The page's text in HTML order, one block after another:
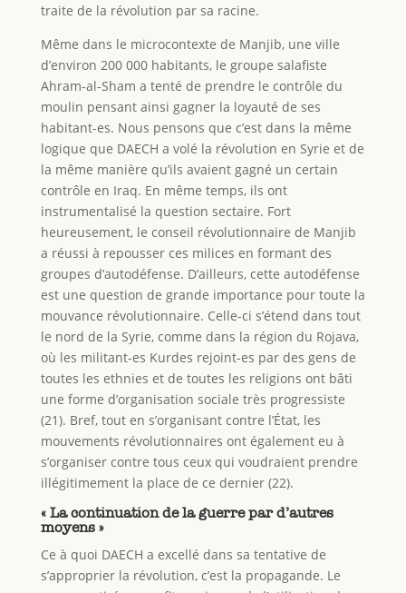
traite de la révolution par sa racine.
Même dans le microcontexte de Manjib, une ville
d’environ 200 000 habitants, le groupe salafiste
Ahram-al-Sham a tenté de prendre le contrôle du
moulin pensant ainsi gagner la loyauté de ses
habitant-es. Nous pensons que c’est dans la même
logique que DAECH a volé la révolution en Syrie et de
la même manière qu’ils avaient gagné un certain
contrôle en Iraq. En même temps, ils ont
instrumentalisé la question sectaire. Fort
heureusement, le conseil révolutionnaire de Manjib
a réussi à repousser ces milices en formant des
groupes d’autodéfense. D’ailleurs, cette autodéfense
est une question de grande importance pour toute la
mouvance révolutionnaire. Celle-ci s’étend dans tout
le nord de la Syrie, comme dans la région du Rojava,
où les militant-es Kurdes rejoint-es par des gens de
toutes les ethnies et de toutes les religions ont bâti
une forme d’organisation sociale très progressiste
(21). Bref, tout en s’organisant contre l’État, les
mouvements révolutionnaires ont également eu à
s’organiser contre tous ceux qui voudraient prendre
illégitimement la place de ce dernier (22).
« La continuation de la guerre par d’autres
moyens »
Ce à quoi DAECH a excellé dans sa tentative de
s’approprier la révolution, c’est la propagande. Le